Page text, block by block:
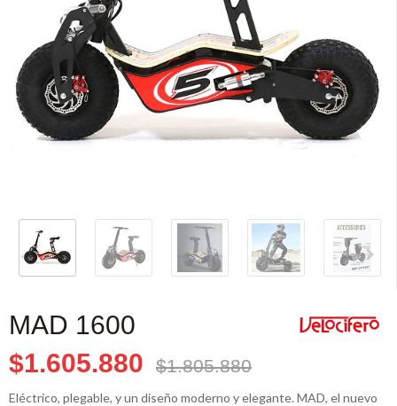
MAD 1600
$1.605.880
$1.805.880
Eléctrico, plegable, y un diseño moderno y elegante. MAD, el nuevo